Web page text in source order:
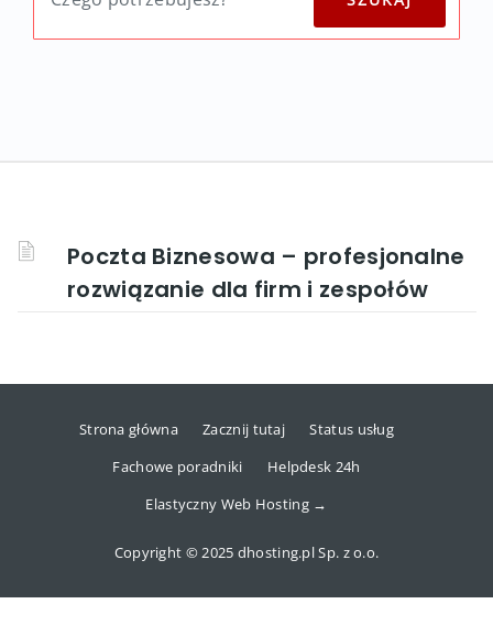
Poczta Biznesowa – profesjonalne
rozwiązanie dla firm i zespołów
Strona główna Zacznij tutaj
Status usług
Fachowe poradniki
Helpdesk 24h
Elastyczny Web Hosting →
Copyright © 2025 dhosting.pl Sp. z o.o.